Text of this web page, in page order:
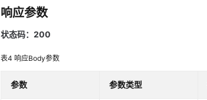
响应参数
状态码：200
表4响应Body参数
参数 参数类型